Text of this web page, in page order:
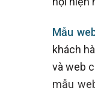
Mẫu
khách
và web
mẫu